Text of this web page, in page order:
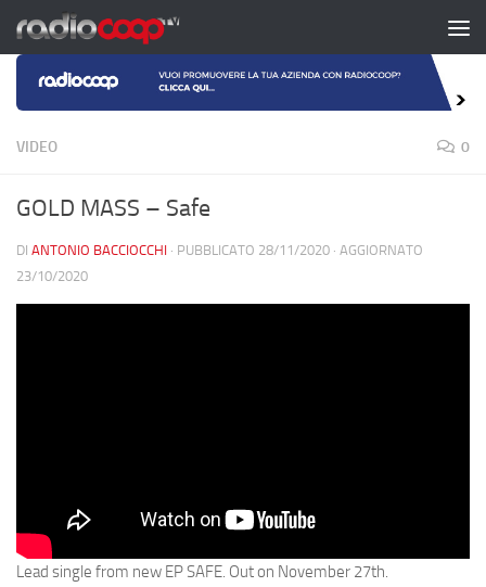
Salta al contenuto
VIDEO 0
GOLD MASS – Safe
DI ANTONIO BACCIOCCHI · PUBBLICATO 28/11/2020 · AGGIORNATO
23/10/2020
Lead single from new EP SAFE. Out on November 27th.